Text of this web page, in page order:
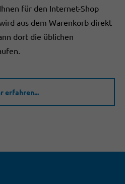
für den Internet-Shop
aus dem Warenkorb direkt
dort die üblichen
erfahren...